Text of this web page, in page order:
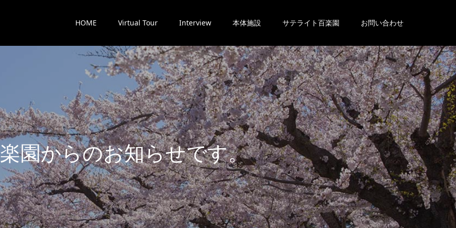
HOME Virtual Tour Interview 本体施設 サテライト百楽園 お問い合わせ
楽園からのお知らせです。